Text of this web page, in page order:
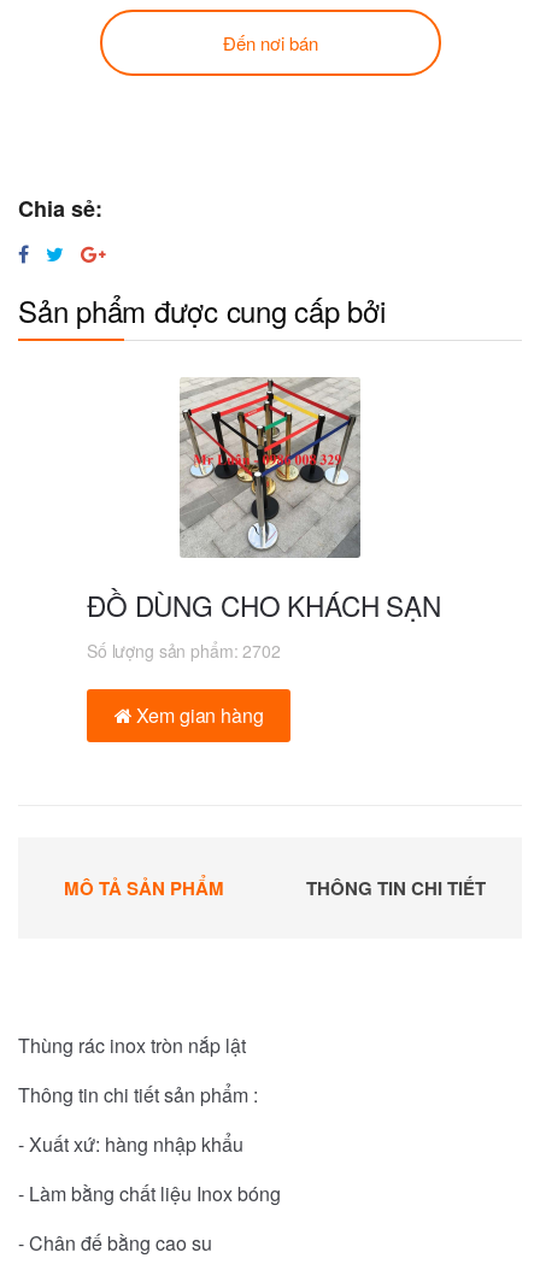
Đến nơi bán
Chia sẻ:
Sản phẩm được cung cấp bởi
ĐỒ DÙNG CHO KHÁCH SẠN
Số lượng sản phẩm:2702
Xem gian hàng
MÔ TẢ SẢN PHẨM THÔNG TIN CHI TIẾT
Thùng rác inox tròn nắp lật
Thông tin chi tiết sản phẩm :
- Xuất xứ: hàng nhập khẩu
- Làm bằng chất liệu Inox bóng
- Chân đế bằng cao su